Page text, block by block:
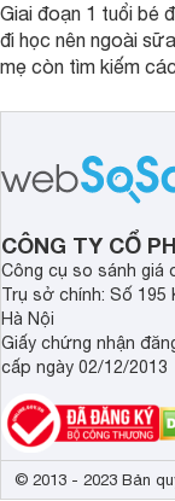
Giai đoạn 1 tuổi bé
đi học nên ngoài
mẹ còn tìm kiếm
1 tuổi tốt mà mẹ bỉm
CÔNG TY CỔ
Công cụ so sánh giá
Trụ sở chính: Số 195
Hà Nội
Giấy chứng nhận
cấp ngày 02/12/2013
© 2013 - 2023 Bản